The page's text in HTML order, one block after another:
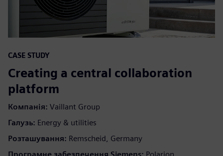
CASE STUDY
Creating a central collaboration
platform
Компанія: Vaillant Group
Галузь: Energy & utilities
Розташування: Remscheid, Germany